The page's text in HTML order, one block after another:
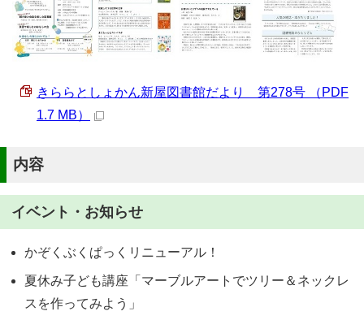
きららとしょかん新屋図書館だより 第278号 （PDF
1.7 MB）
内容
イベント・お知らせ
かぞくぶくぱっくリニューアル！
夏休み子ども講座「マーブルアートでツリー＆ネックレ
スを作ってみよう」